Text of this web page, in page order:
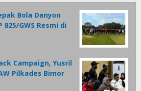
Bola Danyon
825/GWS Resmi di
Campaign, Yusril
Pilkades Bimor